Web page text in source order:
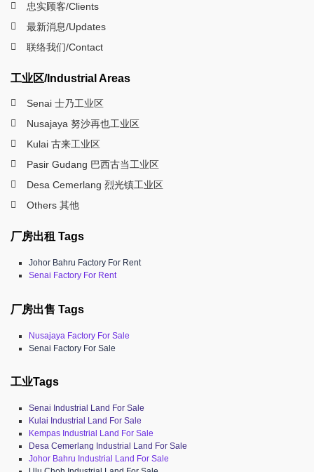
忠实顾客/Clients
最新消息/Updates
联络我们/Contact
工业区/Industrial Areas
Senai 士乃工业区
Nusajaya 努沙再也工业区
Kulai 古来工业区
Pasir Gudang 巴西古当工业区
Desa Cemerlang 烈光镇工业区
Others 其他
厂房出租 Tags
Johor Bahru Factory For Rent
Senai Factory For Rent
厂房出售 Tags
Nusajaya Factory For Sale
Senai Factory For Sale
工业Tags
Senai Industrial Land For Sale
Kulai Industrial Land For Sale
Kempas Industrial Land For Sale
Desa Cemerlang Industrial Land For Sale
Johor Bahru Industrial Land For Sale